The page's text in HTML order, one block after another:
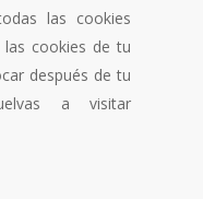
las cookies
las cookies de tu
después de tu
a visitar